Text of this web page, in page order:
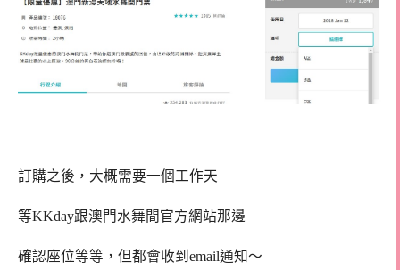
訂購之後，大概需要一個工作天
等KKday跟澳門水舞間官方網站那邊
確認座位等等，但都會收到email通知～